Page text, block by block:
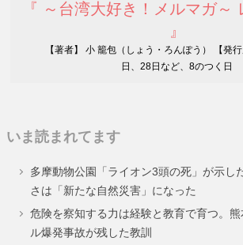
『 ～台湾大好き！メルマガ～
』
【著者】 小 籠包（しょう・ろんぽう） 【発
日、28日など、8のつく日
いま読まれてます
多摩動物公園「ライオン3頭の死」が示し
さは「新たな自然災害」になった
危険を察知する力は経験と教育で育つ。
ル爆発事故が残した教訓